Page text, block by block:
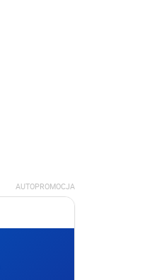
AUTOPROMOCJA